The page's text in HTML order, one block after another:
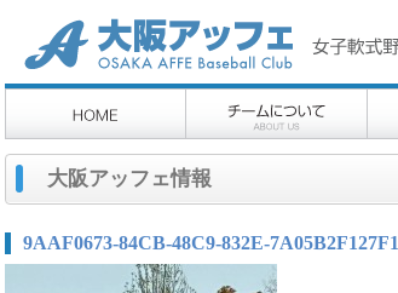
大阪アッフェ情報
9AAF0673-84CB-48C9-832E-7A05B2F127F1